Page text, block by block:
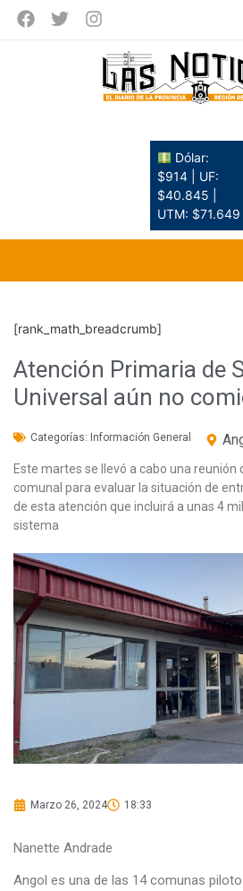
Dólar:
$914 | UF:
$40.845 |
UTM: $71.649
[rank_math_breadcrumb]
Atención Primaria de
Universal aún no
Categorías: Información General
Este martes se llevó a cabo una reunión
comunal para evaluar la situación de
de esta atención que incluirá a unas 4
sistema
Marzo 26, 2024 18:33
Nanette Andrade
Angol es una de las 14 comunas